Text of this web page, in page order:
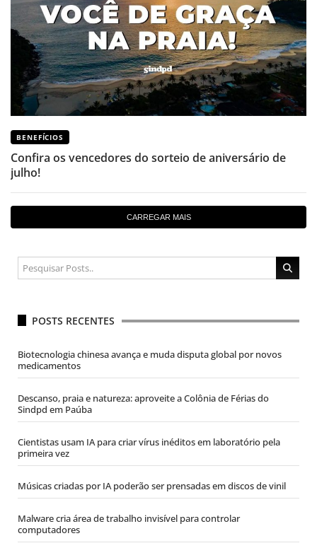
BENEFÍCIOS
Confira os vencedores do sorteio de aniversário de
julho!
CARREGAR MAIS
POSTS RECENTES
Biotecnologia chinesa avança e muda disputa global por novos
medicamentos
Descanso, praia e natureza: aproveite a Colônia de Férias do
Sindpd em Paúba
Cientistas usam IA para criar vírus inéditos em laboratório pela
primeira vez
Músicas criadas por IA poderão ser prensadas em discos de vinil
Malware cria área de trabalho invisível para controlar
computadores